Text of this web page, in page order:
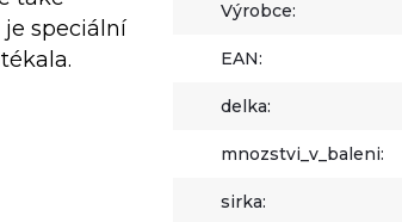
speciální
Výrobce:
EAN:
delka:
mnozstvi_v_baleni:
sirka: